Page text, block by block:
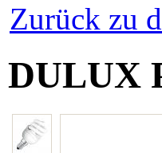
Zurück zu
DULUX